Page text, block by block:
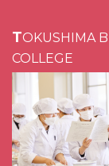
TOKUSHIMA BUNRI UNIVERSITY JUNIOR
COLLEGE